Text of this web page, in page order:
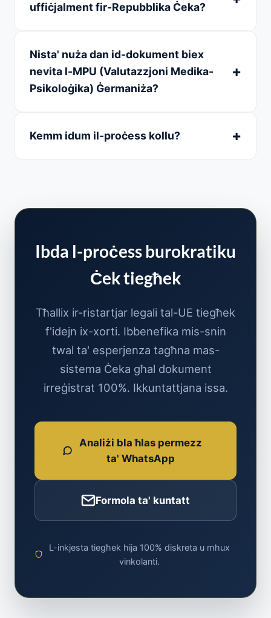
uffiċjalment fir-Repubblika Ċeka?
Nista' nuża dan id-dokument biex
nevita l-MPU (Valutazzjoni Medika-
Psikoloġika) Ġermaniża?
Kemm idum il-proċess kollu?
Ibda l-proċess burokratiku
Ċek tiegħek
Tħallix ir-ristartjar legali tal-UE tiegħek
f'idejn ix-xorti. Ibbenefika mis-snin
twal ta' esperjenza tagħna mas-
sistema Ċeka għal dokument
irreġistrat 100%. Ikkuntattjana issa.
Analiżi bla ħlas permezz
ta' WhatsApp
Formola ta' kuntatt
L-inkjesta tiegħek hija 100% diskreta u mhux
vinkolanti.